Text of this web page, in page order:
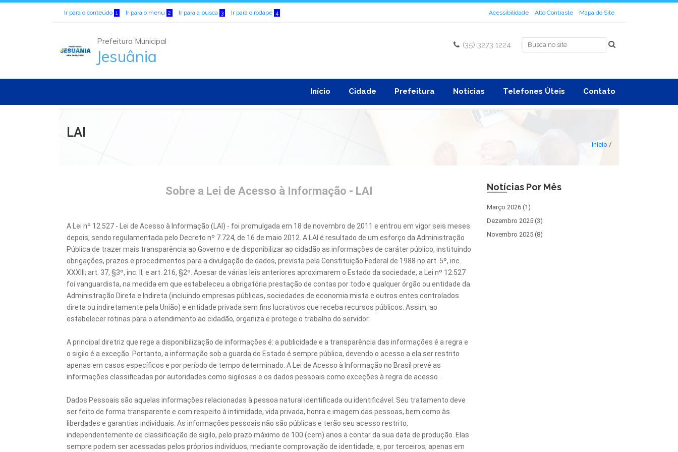
Ir para o conteúdo 1 Ir para o menu 2 Ir para a busca 3 Ir para o rodapé 4 Acessibilidade Alto Contraste Mapa do Site
Prefeitura Municipal
Jesuânia
(35) 3273 1224 |
Início Cidade Prefeitura Notícias Telefones Úteis Contato
LAI
Início /
Sobre a Lei de Acesso à Informação - LAI
A Lei nº 12.527 - Lei de Acesso à Informação (LAI) - foi promulgada em 18 de novembro de 2011 e entrou em vigor seis meses
depois, sendo regulamentada pelo Decreto nº 7.724, de 16 de maio 2012. A LAI é resultado de um esforço da Administração
Pública de trazer mais transparência ao Governo e de disponibilizar ao cidadão as informações de caráter público, instituindo
obrigações, prazos e procedimentos para a divulgação de dados, prevista pela Constituição Federal de 1988 no art. 5º, inc.
XXXIII; art. 37, §3º, inc. II; e art. 216, §2º. Apesar de várias leis anteriores aproximarem o Estado da sociedade, a Lei nº 12.527
foi vanguardista, na medida em que estabeleceu a obrigatória prestação de contas por todo e qualquer órgão ou entidade da
Administração Direta e Indireta (incluindo empresas públicas, sociedades de economia mista e outros entes controlados
direta ou indiretamente pela União) e entidade privada sem fins lucrativos que receba recursos públicos. Assim, ao
estabelecer rotinas para o atendimento ao cidadão, organiza e protege o trabalho do servidor.
A principal diretriz que rege a disponibilização de informações é: a publicidade e a transparência das informações é a regra e
o sigilo é a exceção. Portanto, a informação sob a guarda do Estado é sempre pública, devendo o acesso a ela ser restrito
apenas em casos específicos e por período de tempo determinado. A Lei de Acesso à Informação no Brasil prevê as
informações classificadas por autoridades como sigilosas e os dados pessoais como exceções à regra de acesso .
Dados Pessoais são aquelas informações relacionadas à pessoa natural identificada ou identificável. Seu tratamento deve
ser feito de forma transparente e com respeito à intimidade, vida privada, honra e imagem das pessoas, bem como às
liberdades e garantias individuais. As informações pessoais não são públicas e terão seu acesso restrito,
independentemente de classificação de sigilo, pelo prazo máximo de 100 (cem) anos a contar da sua data de produção. Elas
sempre podem ser acessadas pelos próprios indivíduos, mediante comprovação de identidade, e, por terceiros, apenas em
Notícias Por Mês
Março 2026 (1)
Dezembro 2025 (3)
Novembro 2025 (8)